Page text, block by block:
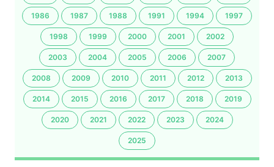
1986 1987 1988 1991 1994 1997
1998 1999 2000 2001 2002
2003 2004 2005 2006 2007
2008 2009 2010 2011 2012 2013
2014 2015 2016 2017 2018 2019
2020 2021 2022 2023 2024
2025